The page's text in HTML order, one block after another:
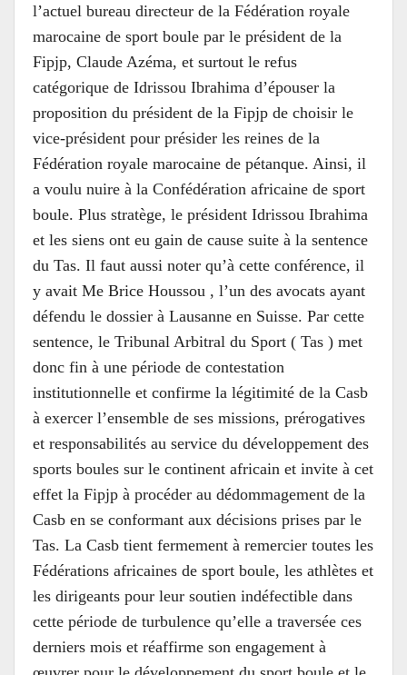
l’actuel bureau directeur de la Fédération royale
marocaine de sport boule par le président de la
Fipjp, Claude Azéma, et surtout le refus
catégorique de Idrissou Ibrahima d’épouser la
proposition du président de la Fipjp de choisir le
vice-président pour présider les reines de la
Fédération royale marocaine de pétanque. Ainsi, il
a voulu nuire à la Confédération africaine de sport
boule. Plus stratège, le président Idrissou Ibrahima
et les siens ont eu gain de cause suite à la sentence
du Tas. Il faut aussi noter qu’à cette conférence, il
y avait Me Brice Houssou , l’un des avocats ayant
défendu le dossier à Lausanne en Suisse. Par cette
sentence, le Tribunal Arbitral du Sport ( Tas ) met
donc fin à une période de contestation
institutionnelle et confirme la légitimité de la Casb
à exercer l’ensemble de ses missions, prérogatives
et responsabilités au service du développement des
sports boules sur le continent africain et invite à cet
effet la Fipjp à procéder au dédommagement de la
Casb en se conformant aux décisions prises par le
Tas. La Casb tient fermement à remercier toutes les
Fédérations africaines de sport boule, les athlètes et
les dirigeants pour leur soutien indéfectible dans
cette période de turbulence qu’elle a traversée ces
derniers mois et réaffirme son engagement à